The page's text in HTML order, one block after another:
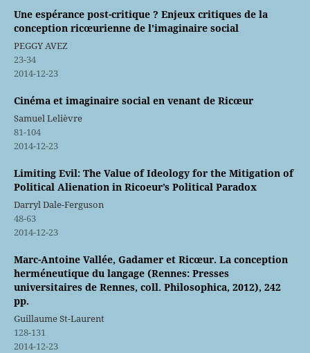
Une espérance post-critique ? Enjeux critiques de la
conception ricœurienne de l'imaginaire social
PEGGY AVEZ
23-34
2014-12-23
Cinéma et imaginaire social en venant de Ricœur
Samuel Lelièvre
81-104
2014-12-23
Limiting Evil: The Value of Ideology for the Mitigation of
Political Alienation in Ricoeur’s Political Paradox
Darryl Dale-Ferguson
48-63
2014-12-23
Marc-Antoine Vallée, Gadamer et Ricœur. La conception
herméneutique du langage (Rennes: Presses
universitaires de Rennes, coll. Philosophica, 2012), 242
pp.
Guillaume St-Laurent
128-131
2014-12-23